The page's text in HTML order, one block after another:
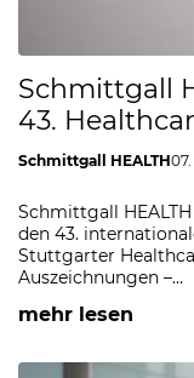
Schmittgall
43.
Schmittgall HEALTH
Schmittgall
den 43.
Stuttgarter
Auszeichnungen –…
mehr lesen